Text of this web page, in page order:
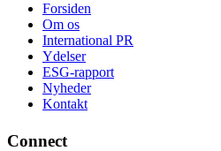
Forsiden
Om os
International PR
Ydelser
ESG-rapport
Nyheder
Kontakt
Connect